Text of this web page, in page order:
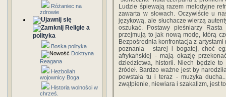
Różaniec na
zdrowie
Religie a
polityka
Boska polityka
Doktryna
Reagana
Hezbollah
wojownicy Boga
Historia wolności w
chrześ.
Ludzie śpiewają razem melodyjne
zawarta w słowach. Oczywiście u
językową, ale słuchacze wierzą
oszukać. Postawy pieśniarzy
przejmują to jak nową modę, którą
Bezpośrednia konfrontacja z
poznania - starej i bogatej, choć
afrykańskiej - mają okazję
dziedzictwa, historii. Niech będzie
źródeł. Bardzo ważne jest by
powstała tu i teraz - muzyka
zwątpienie, niewiara i szakalizm, jest